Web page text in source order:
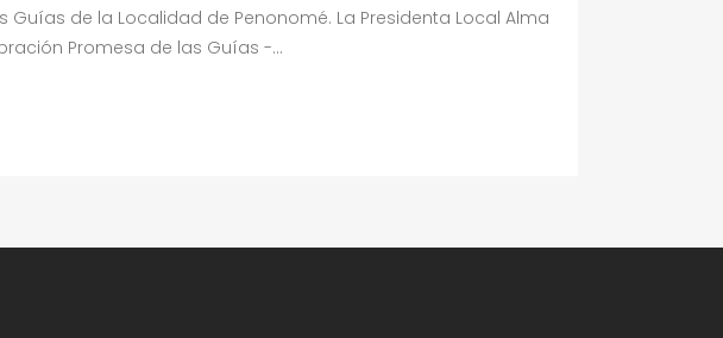
de la Localidad de Penonomé. La Presidenta Local Alma
Promesa de las Guías -...